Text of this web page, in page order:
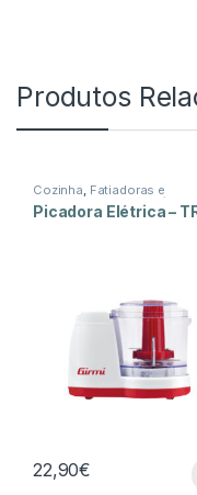
Produtos
Cozinha, Fatiadoras e
Picadoras Peq.
Picadora Elétrica –
22,90€